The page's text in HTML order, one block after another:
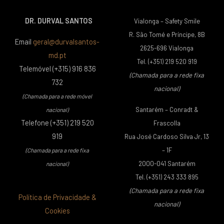
DR. DURVAL SANTOS
Email geral@durvalsantos-
md.pt
Telemóvel (+315) 916 836
732
(Chamada para a rede móvel
nacional)
Telefone (+351) 219 520
919
(Chamada para a rede fixa
nacional)
Política de Privacidade &
Cookies
Vialonga – Safety Smile
R. São Tomé e Príncipe, 8B
2625-696 Vialonga
Tel. (+351) 219 520 919
(Chamada para a rede fixa
nacional)
Santarém – Conradt &
Frascolla
Rua José Cardoso Silva Jr, 13
– 1F
2000-041 Santarém
Tel. (+351) 243 333 895
(Chamada para a rede fixa
nacional)